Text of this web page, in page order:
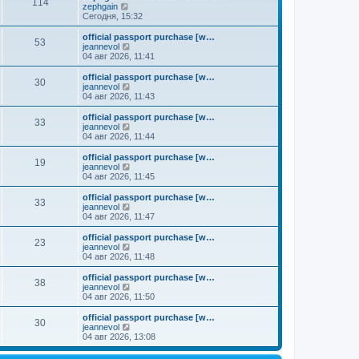
у
с
о
б
щ
е
н
и
н
е
с
о
щ
е
о
с
л
д
н
е
у
с
о
б
щ
е
н
и
114
zephgain
е
р
е
й
и
п
о
с
е
д
н
е
м
у
с
о
о
б
щ
е
н
и
ю
Сегодня, 15:32
53
official passport purchase [w…
jeannevol
е
р
е
й
т
п
о
с
е
н
е
м
с
о
о
щ
е
н
ю
04 авг 2026, 11:41
30
official passport purchase [w…
jeannevol
е
р
е
й
т
п
о
с
е
н
е
м
с
о
о
щ
е
н
ю
04 авг 2026, 11:43
33
official passport purchase [w…
jeannevol
е
р
е
й
т
п
о
с
е
н
е
м
с
о
о
щ
е
н
04 авг 2026, 11:44
19
official passport purchase [w…
jeannevol
е
р
е
й
т
п
о
с
е
н
е
м
с
о
04 авг 2026, 11:45
33
official passport purchase [w…
jeannevol
е
р
е
й
т
п
о
с
е
н
е
04 авг 2026, 11:47
23
official passport purchase [w…
jeannevol
е
р
е
й
т
п
о
с
л
04 авг 2026, 11:48
38
official passport purchase [w…
jeannevol
е
р
е
й
т
к
04 авг 2026, 11:50
30
official passport purchase [w…
jeannevol
е
р
е
04 авг 2026, 13:08